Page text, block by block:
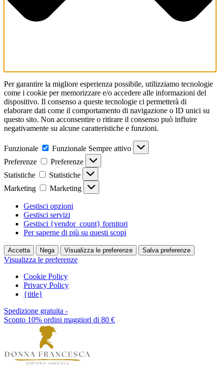
Per garantire la migliore esperienza possibile, utilizziamo tecnologie
come i cookie per memorizzare e/o accedere alle informazioni del
dispositivo. Il consenso a queste tecnologie ci permetterà di
elaborare dati come il comportamento di navigazione o ID unici su
questo sito. Non acconsentire o ritirare il consenso può influire
negativamente su alcune caratteristiche e funzioni.
Funzionale Funzionale Sempre attivo
Preferenze
Preferenze
Statistiche
Statistiche
Marketing
Marketing
Gestisci opzioni
Gestisci servizi
Gestisci {vendor_count} fornitori
Per saperne di più su questi scopi
Accetta Nega Visualizza le preferenze Salva preferenze
Visualizza le preferenze
Cookie Policy
Privacy Policy
{title}
Spedizione gratuita -
Sconto 10% ordini maggiori di 80 €